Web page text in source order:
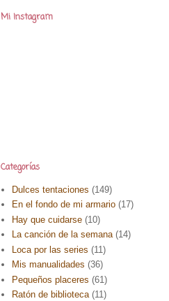
Mi Instagram
Categorías
Dulces tentaciones (149)
En el fondo de mi armario (17)
Hay que cuidarse (10)
La canción de la semana (14)
Loca por las series (11)
Mis manualidades (36)
Pequeños placeres (61)
Ratón de biblioteca (11)